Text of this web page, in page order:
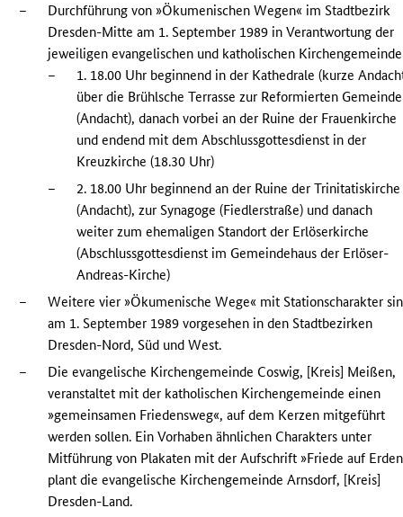
–
Durchführung von »Ökumenischen Wegen« im Stadtbezirk
Dresden-Mitte am 1. September 1989 in Verantwortung der
jeweiligen evangelischen und katholischen
–
1. 18.00 Uhr beginnend in der Kathedrale (kurze
über die Brühlsche Terrasse zur Reformierten Gemeinde
(Andacht), danach vorbei an der Ruine der Frauenkirche
und endend mit dem Abschlussgottesdienst in der
Kreuzkirche (18.30 Uhr)
–
2. 18.00 Uhr beginnend an der Ruine der Trinitatiskirche
(Andacht), zur Synagoge (Fiedlerstraße) und danach
weiter zum ehemaligen Standort der Erlöserkirche
(Abschlussgottesdienst im Gemeindehaus der Erlöser-
Andreas-Kirche)
–
Weitere vier »Ökumenische Wege« mit Stationscharakter
am 1. September 1989 vorgesehen in den Stadtbezirken
Dresden-Nord, Süd und West.
–
Die evangelische Kirchengemeinde Coswig, [Kreis] Meißen,
veranstaltet mit der katholischen Kirchengemeinde einen
»gemeinsamen Friedensweg«, auf dem Kerzen mitgeführt
werden sollen. Ein Vorhaben ähnlichen Charakters unter
Mitführung von Plakaten mit der Aufschrift »Friede auf
plant die evangelische Kirchengemeinde Arnsdorf, [Kreis]
Dresden-Land.